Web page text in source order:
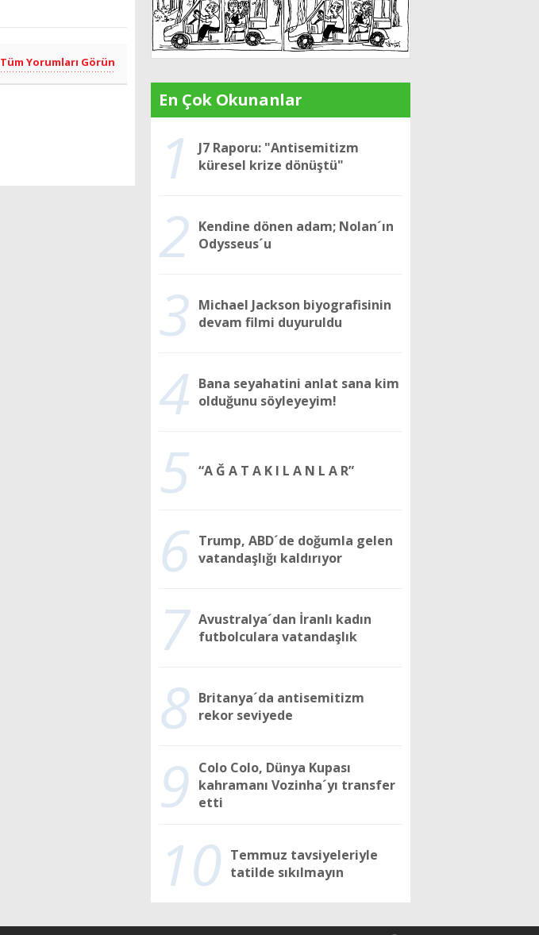
Tüm Yorumları Görün
En Çok Okunanlar
1
J7 Raporu: "Antisemitizm
küresel krize dönüştü"
2 Kendine dönen adam; Nolan´ın
Odysseus´u
3 Michael Jackson biyografisinin
devam filmi duyuruldu
4 Bana seyahatini anlat sana kim
olduğunu söyleyeyim!
5 “A Ğ A T A K I L A N L A R”
6 Trump, ABD´de doğumla gelen
vatandaşlığı kaldırıyor
7 Avustralya´dan İranlı kadın
futbolculara vatandaşlık
8 Britanya´da antisemitizm
rekor seviyede
9
Colo Colo, Dünya Kupası
kahramanı Vozinha´yı transfer
etti
10 Temmuz tavsiyeleriyle
tatilde sıkılmayın